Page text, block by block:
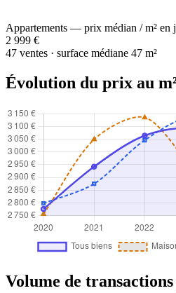
Appartements — prix médian / m²
2 999 €
47 ventes · surface médiane 47 m²
Évolution du prix au
Volume de